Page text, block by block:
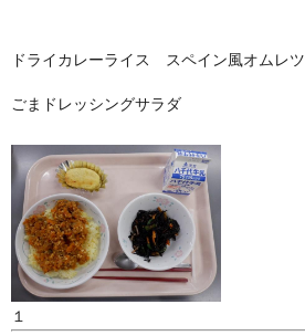
ドライカレーライス スペイン風オムレツ
ごまドレッシングサラダ
１